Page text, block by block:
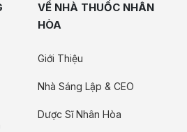
VỀ NHÀ THUỐC NHÂN
HÒA
Giới Thiệu
Nhà Sáng Lập & CEO
Dược Sĩ Nhân Hòa